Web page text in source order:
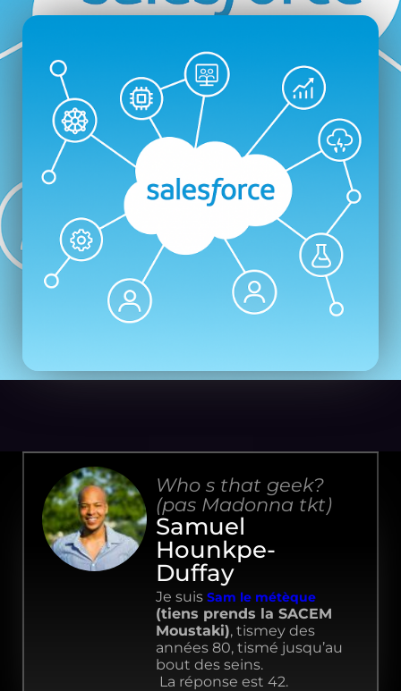
Who s that geek?
(pas Madonna tkt)
Samuel
Hounkpe-
Duffay
Je suisSam le métèque
(tiens prends la SACEM
Moustaki), tismey des
années 80, tismé jusqu’au
bout des seins.
La réponse est 42.